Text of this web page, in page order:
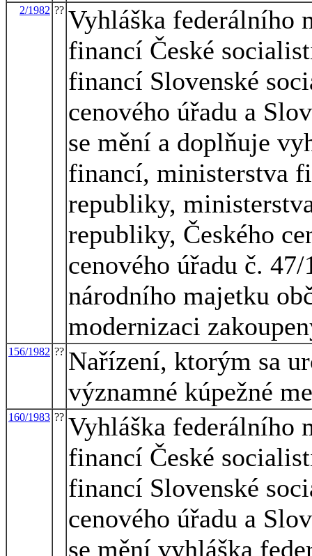
2/1982 ?? Vyhláška federálního
financí České
financí Slovenské
cenového úřadu a
se mění a doplňuje
financí, ministerstva
republiky,
republiky, Českého
cenového úřadu č.
národního majetku
modernizaci
156/1982 ?? Nařízení, ktorým sa
významné kúpežné
160/1983 ?? Vyhláška federálního
financí České
financí Slovenské
cenového úřadu a
se mění vyhláška